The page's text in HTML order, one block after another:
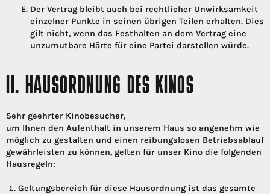
Der Vertrag bleibt auch bei rechtlicher Unwirksamkeit
einzelner Punkte in seinen übrigen Teilen erhalten. Dies
gilt nicht, wenn das Festhalten an dem Vertrag eine
unzumutbare Härte für eine Partei darstellen würde.
II. HAUSORDNUNG DES KINOS
Sehr geehrter Kinobesucher,
um Ihnen den Aufenthalt in unserem Haus so angenehm wie
möglich zu gestalten und einen reibungslosen Betriebsablauf
gewährleisten zu können, gelten für unser Kino die folgenden
Hausregeln:
Geltungsbereich für diese Hausordnung ist das gesamte